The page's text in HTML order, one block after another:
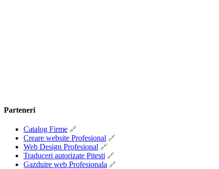
Parteneri
Catalog Firme
Creare website Profesional
Web Design Profesional
Traduceri autorizate Pitesti
Gazduire web Profesionala